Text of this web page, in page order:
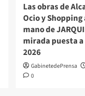
Las obras de
Ocio y
mano de
mirada puesta
2026
GabinetedePrensa
0